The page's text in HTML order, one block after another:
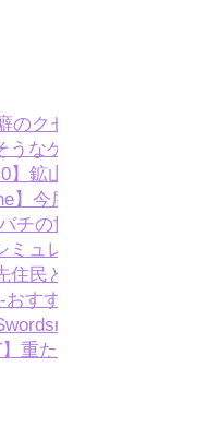
のクセが凄い！
うなゲーム５選【RPG
】鉱山のボスが追加！
】今度は戦車！？新
チの世界を体験でき
ミュレーション『
住民となり海賊と対
おすすめゾンビサバイ
X-近接系バ
】重たいカクつくとき